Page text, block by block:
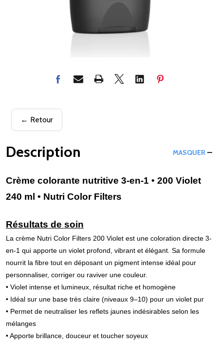
← Retour
Description MASQUER
Crème colorante nutritive 3-en-1 • 200 Violet
240 ml • Nutri Color Filters
Résultats de soin
La crème Nutri Color Filters 200 Violet est une coloration directe 3-
en-1 qui apporte un violet profond, vibrant et élégant. Sa formule
nourrit la fibre tout en déposant un pigment intense idéal pour
personnaliser, corriger ou raviver une couleur.
• Violet intense et lumineux, résultat riche et homogène
• Idéal sur une base très claire (niveaux 9–10) pour un violet pur
• Permet de neutraliser les reflets jaunes indésirables selon les
mélanges
• Apporte brillance, douceur et toucher soyeux